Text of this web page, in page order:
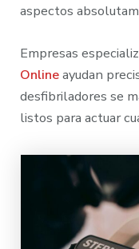
aspectos
Empresas
Onlineayudan
desfibriladores se
listos para actuar